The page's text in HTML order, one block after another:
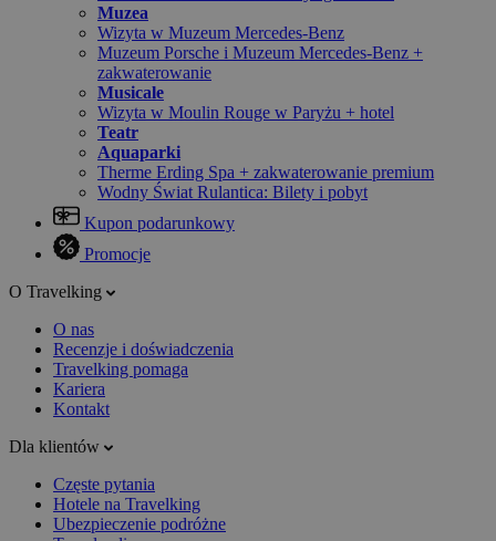
Muzea
Wizyta w Muzeum Mercedes-Benz
Muzeum Porsche i Muzeum Mercedes-Benz +
zakwaterowanie
Musicale
Wizyta w Moulin Rouge w Paryżu + hotel
Teatr
Aquaparki
Therme Erding Spa + zakwaterowanie premium
Wodny Świat Rulantica: Bilety i pobyt
Kupon podarunkowy
Promocje
O Travelking
O nas
Recenzje i doświadczenia
Travelking pomaga
Kariera
Kontakt
Dla klientów
Częste pytania
Hotele na Travelking
Ubezpieczenie podróżne